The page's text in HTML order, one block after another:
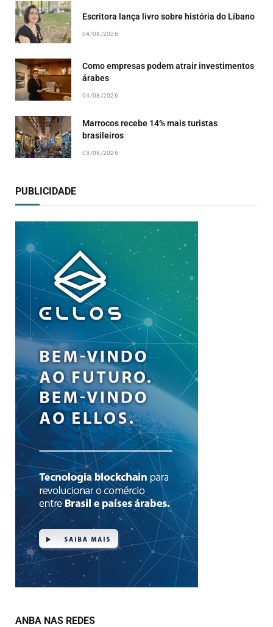
Escritora lança livro sobre história do Líbano
04/08/2026
Como empresas podem atrair investimentos
árabes
04/08/2026
Marrocos recebe 14% mais turistas
brasileiros
03/08/2026
PUBLICIDADE
ANBA NAS REDES